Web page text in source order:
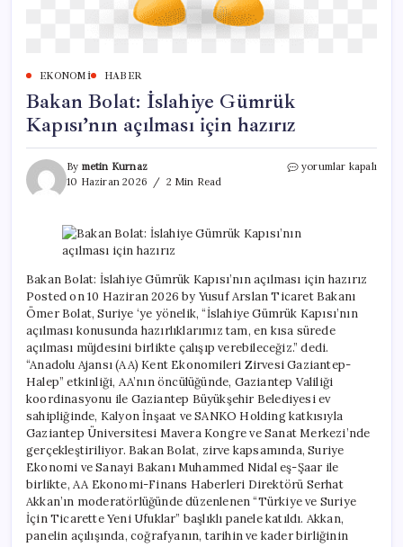
EKONOMI HABER
Bakan Bolat: İslahiye Gümrük
Kapısı’nın açılması için hazırız
By metin Kurnaz
10 Haziran 2026
2 Min Read
Bakan
açılması
hazırız
için
yorumlar kapalı
Bakan Bolat: İslahiye Gümrük Kapısı’nın açılması için hazırız
Posted on 10 Haziran 2026 by Yusuf Arslan Ticaret Bakanı
Ömer Bolat, Suriye ‘ye yönelik, “İslahiye Gümrük Kapısı’nın
açılması konusunda hazırlıklarımız tam, en kısa sürede
açılması müjdesini birlikte çalışıp verebileceğiz.” dedi.
“Anadolu Ajansı (AA) Kent Ekonomileri Zirvesi Gaziantep-
Halep” etkinliği, AA’nın öncülüğünde, Gaziantep Valiliği
koordinasyonu ile Gaziantep Büyükşehir Belediyesi ev
sahipliğinde, Kalyon İnşaat ve SANKO Holding katkısıyla
Gaziantep Üniversitesi Mavera Kongre ve Sanat Merkezi’nde
gerçekleştiriliyor. Bakan Bolat, zirve kapsamında, Suriye
Ekonomi ve Sanayi Bakanı Muhammed Nidal eş-Şaar ile
birlikte, AA Ekonomi-Finans Haberleri Direktörü Serhat
Akkan’ın moderatörlüğünde düzenlenen “Türkiye ve Suriye
İçin Ticarette Yeni Ufuklar” başlıklı panele katıldı. Akkan,
panelin açılışında, coğrafyanın, tarihin ve kader birliğinin